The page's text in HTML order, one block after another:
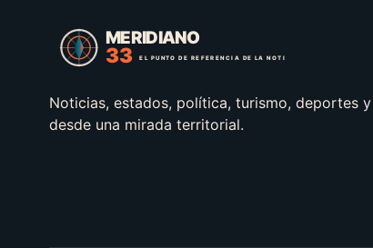
Noticias, estados, política, turismo, deportes
desde una mirada territorial.